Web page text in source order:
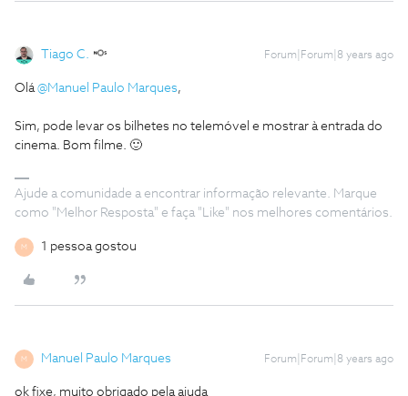
Tiago C. Forum|Forum|8 years ago
Olá@Manuel Paulo Marques,
Sim, pode levar os bilhetes no telemóvel e mostrar à entrada do
cinema. Bom filme. 🙂
Ajude a comunidade a encontrar informação relevante. Marque
como "Melhor Resposta" e faça "Like" nos melhores comentários.
M 1 pessoa gostou
M Manuel Paulo Marques Forum|Forum|8 years ago
ok fixe, muito obrigado pela ajuda